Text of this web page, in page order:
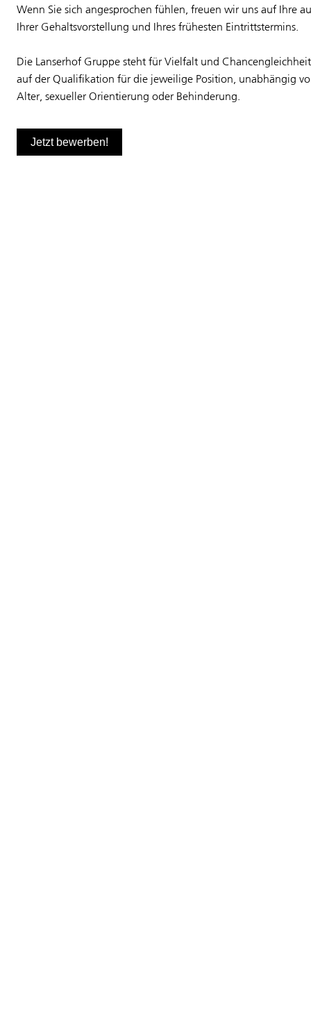
Wenn Sie sich angesprochen fühlen, freuen wir uns auf Ihre
Ihrer Gehaltsvorstellung und Ihres frühesten Eintrittstermins.
Die Lanserhof Gruppe steht für Vielfalt und
auf der Qualifikation für die jeweilige Position, unabhängig
Alter, sexueller Orientierung oder Behinderung.
Jetzt bewerben!